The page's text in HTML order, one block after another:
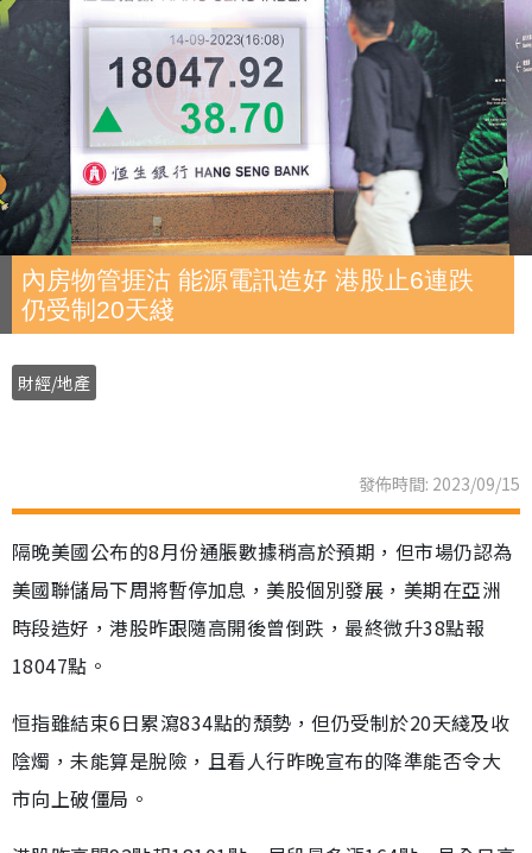
內房物管捱沽 能源電訊造好 港股止6連跌
仍受制20天綫
財經/地產
發佈時間: 2023/09/15
隔晚美國公布的8月份通脹數據稍高於預期，但市場仍認為
美國聯儲局下周將暫停加息，美股個別發展，美期在亞洲
時段造好，港股昨跟隨高開後曾倒跌，最終微升38點報
18047點。
恒指雖結束6日累瀉834點的頹勢，但仍受制於20天綫及收
陰燭，未能算是脫險，且看人行昨晚宣布的降準能否令大
市向上破僵局。